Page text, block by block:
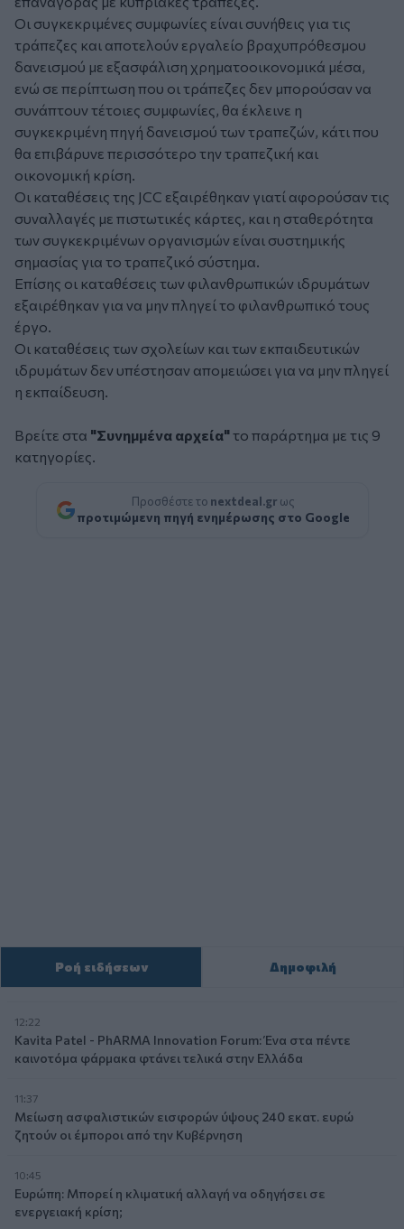
Οι συγκεκριμένες συμφωνίες είναι συνήθεις για τις
τράπεζες και αποτελούν εργαλείο βραχυπρόθεσμου
δανεισμού με εξασφάλιση χρηματοοικονομικά μέσα,
ενώ σε περίπτωση που οι τράπεζες δεν μπορούσαν να
συνάπτουν τέτοιες συμφωνίες, θα έκλεινε η
συγκεκριμένη πηγή δανεισμού των τραπεζών, κάτι που
θα επιβάρυνε περισσότερο την τραπεζική και
οικονομική κρίση.
Οι καταθέσεις της JCC εξαιρέθηκαν γιατί αφορούσαν τις
συναλλαγές με πιστωτικές κάρτες, και η σταθερότητα
των συγκεκριμένων οργανισμών είναι συστημικής
σημασίας για το τραπεζικό σύστημα.
Επίσης οι καταθέσεις των φιλανθρωπικών ιδρυμάτων
εξαιρέθηκαν για να μην πληγεί το φιλανθρωπικό τους
έργο.
Οι καταθέσεις των σχολείων και των εκπαιδευτικών
ιδρυμάτων δεν υπέστησαν απομειώσει για να μην πληγεί
η εκπαίδευση.
Βρείτε στα "Συνημμένα αρχεία"το παράρτημα με τις 9
κατηγορίες.
Προσθέστε το nextdeal.gr ως
προτιμώμενη πηγή ενημέρωσης στο Google
Ροή ειδήσεων Δημοφιλή
12:22
Kavita Patel - PhARMA Innovation Forum: Ένα στα πέντε
καινοτόμα φάρμακα φτάνει τελικά στην Ελλάδα
11:37
Μείωση ασφαλιστικών εισφορών ύψους 240 εκατ. ευρώ
ζητούν οι έμποροι από την Κυβέρνηση
10:45
Ευρώπη: Μπορεί η κλιματική αλλαγή να οδηγήσει σε
ενεργειακή κρίση;